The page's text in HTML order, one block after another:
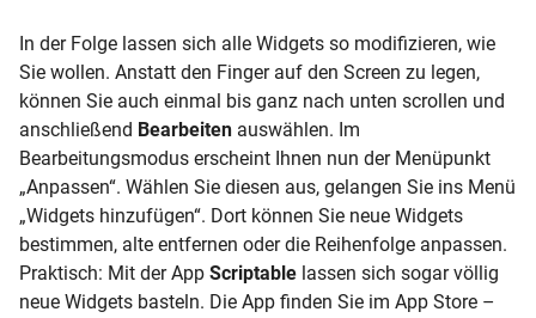
In der Folge lassen sich alle Widgets so modifizieren, wie
Sie wollen. Anstatt den Finger auf den Screen zu legen,
können Sie auch einmal bis ganz nach unten scrollen und
anschließend Bearbeiten auswählen. Im
Bearbeitungsmodus erscheint Ihnen nun der Menüpunkt
„Anpassen“. Wählen Sie diesen aus, gelangen Sie ins Menü
„Widgets hinzufügen“. Dort können Sie neue Widgets
bestimmen, alte entfernen oder die Reihenfolge anpassen.
Praktisch: Mit der App Scriptable lassen sich sogar völlig
neue Widgets basteln. Die App finden Sie im App Store –